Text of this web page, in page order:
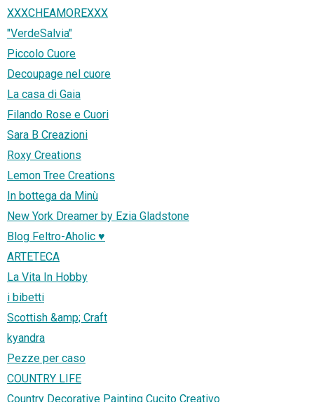
XXXCHEAMOREXXX
"VerdeSalvia"
Piccolo Cuore
Decoupage nel cuore
La casa di Gaia
Filando Rose e Cuori
Sara B Creazioni
Roxy Creations
Lemon Tree Creations
In bottega da Minù
New York Dreamer by Ezia Gladstone
Blog Feltro-Aholic ♥
ARTETECA
La Vita In Hobby
i bibetti
Scottish &amp; Craft
kyandra
Pezze per caso
COUNTRY LIFE
Country Decorative Painting Cucito Creativo